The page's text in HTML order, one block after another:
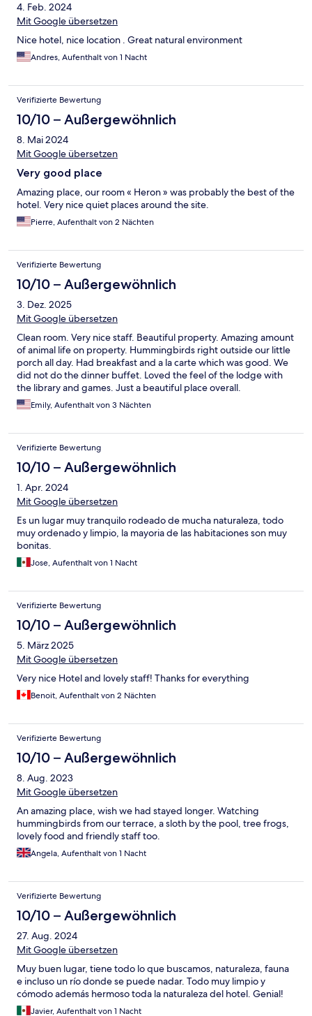
4. Feb. 2024
Mit Google übersetzen
Nice hotel, nice location . Great natural environment
Andres, Aufenthalt von 1 Nacht
Verifizierte Bewertung
10/10 – Außergewöhnlich
8. Mai 2024
Mit Google übersetzen
Very good place
Amazing place, our room « Heron » was probably the best of the
hotel. Very nice quiet places around the site.
Pierre, Aufenthalt von 2 Nächten
Verifizierte Bewertung
10/10 – Außergewöhnlich
3. Dez. 2025
Mit Google übersetzen
Clean room. Very nice staff. Beautiful property. Amazing amount
of animal life on property. Hummingbirds right outside our little
porch all day. Had breakfast and a la carte which was good. We
did not do the dinner buffet. Loved the feel of the lodge with
the library and games. Just a beautiful place overall.
Emily, Aufenthalt von 3 Nächten
Verifizierte Bewertung
10/10 – Außergewöhnlich
1. Apr. 2024
Mit Google übersetzen
Es un lugar muy tranquilo rodeado de mucha naturaleza, todo
muy ordenado y limpio, la mayoria de las habitaciones son muy
bonitas.
Jose, Aufenthalt von 1 Nacht
Verifizierte Bewertung
10/10 – Außergewöhnlich
5. März 2025
Mit Google übersetzen
Very nice Hotel and lovely staff! Thanks for everything
Benoit, Aufenthalt von 2 Nächten
Verifizierte Bewertung
10/10 – Außergewöhnlich
8. Aug. 2023
Mit Google übersetzen
An amazing place, wish we had stayed longer. Watching
hummingbirds from our terrace, a sloth by the pool, tree frogs,
lovely food and friendly staff too.
Angela, Aufenthalt von 1 Nacht
Verifizierte Bewertung
10/10 – Außergewöhnlich
27. Aug. 2024
Mit Google übersetzen
Muy buen lugar, tiene todo lo que buscamos, naturaleza, fauna
e incluso un río donde se puede nadar. Todo muy limpio y
cómodo además hermoso toda la naturaleza del hotel. Genial!
Javier, Aufenthalt von 1 Nacht